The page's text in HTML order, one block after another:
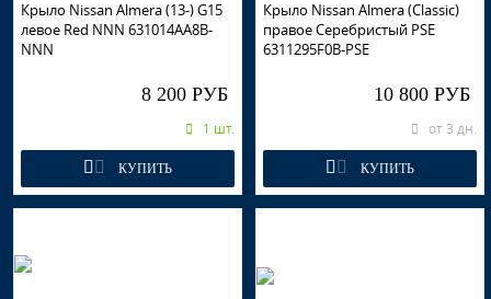
Крыло Nissan Almera (13-) G15
левое Red NNN 631014AA8B-
NNN
8 200 РУБ
1 шт.
КУПИТЬ
Крыло Nissan Almera (Classic)
правое Серебристый PSE
6311295F0B-PSE
10 800 РУБ
от 3 дн.
КУПИТЬ